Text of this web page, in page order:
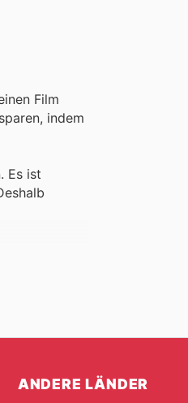
Film
Es ist
Familie
ANDERE LÄNDER